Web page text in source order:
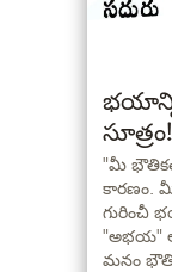
భయాన్ని
"మీ
కారణం.
గురించీ
"అభయ"
మనం